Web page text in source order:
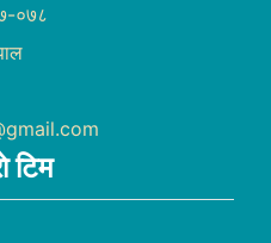
०७८
टिम